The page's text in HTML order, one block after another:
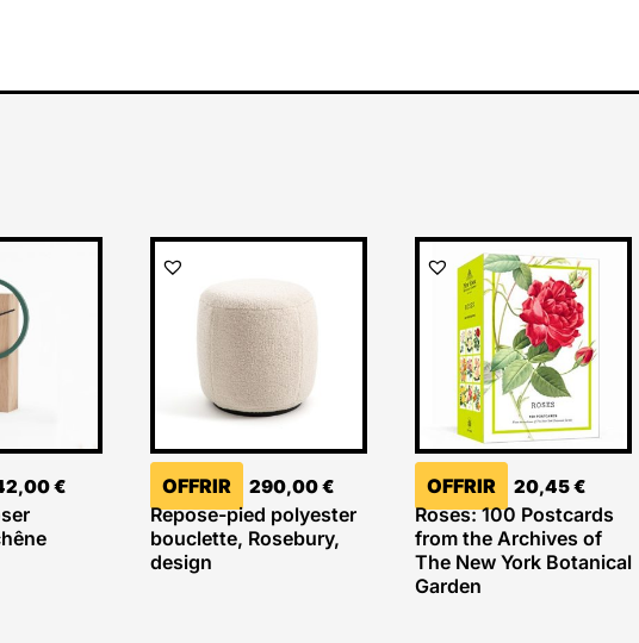
€ OFFRIR 290,00€
Repose-pied polyester
bouclette, Rosebury,
design
OFFRIR 20,45€
Roses: 100 Postcards
from the Archives of
The New York Botanical
Garden